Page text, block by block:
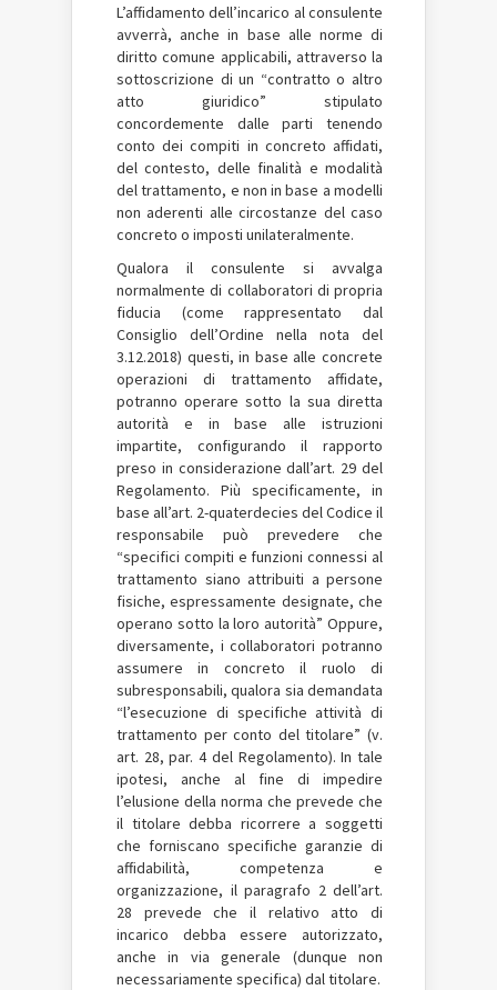
L’affidamento dell’incarico al consulente
avverrà, anche in base alle norme di
diritto comune applicabili, attraverso la
sottoscrizione di un “contratto o altro
atto giuridico” stipulato
concordemente dalle parti tenendo
conto dei compiti in concreto affidati,
del contesto, delle finalità e modalità
del trattamento, e non in base a modelli
non aderenti alle circostanze del caso
concreto o imposti unilateralmente.
Qualora il consulente si avvalga
normalmente di collaboratori di propria
fiducia (come rappresentato dal
Consiglio dell’Ordine nella nota del
3.12.2018) questi, in base alle concrete
operazioni di trattamento affidate,
potranno operare sotto la sua diretta
autorità e in base alle istruzioni
impartite, configurando il rapporto
preso in considerazione dall’art. 29 del
Regolamento. Più specificamente, in
base all’art. 2-quaterdecies del Codice il
responsabile può prevedere che
“specifici compiti e funzioni connessi al
trattamento siano attribuiti a persone
fisiche, espressamente designate, che
operano sotto la loro autorità” Oppure,
diversamente, i collaboratori potranno
assumere in concreto il ruolo di
subresponsabili, qualora sia demandata
“l’esecuzione di specifiche attività di
trattamento per conto del titolare” (v.
art. 28, par. 4 del Regolamento). In tale
ipotesi, anche al fine di impedire
l’elusione della norma che prevede che
il titolare debba ricorrere a soggetti
che forniscano specifiche garanzie di
affidabilità, competenza e
organizzazione, il paragrafo 2 dell’art.
28 prevede che il relativo atto di
incarico debba essere autorizzato,
anche in via generale (dunque non
necessariamente specifica) dal titolare.